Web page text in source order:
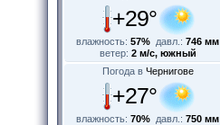
+29°
влажность: 57% давл.: 746 мм
ветер: 2 м/с, южный
Погода в Чернигове
+27°
влажность: 70% давл.: 750 мм